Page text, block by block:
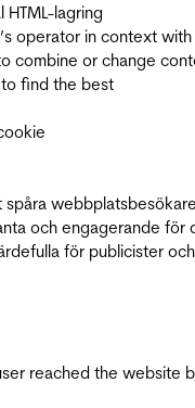
HTML-lagring
operator in context with
combine or change
find the best
spåra
och engagerande för
för publicister och
reached the website